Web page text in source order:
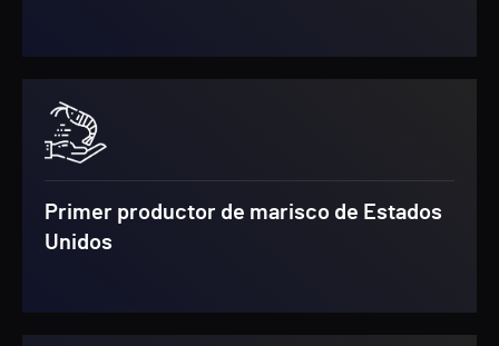
Primer productor de marisco de Estados
Unidos